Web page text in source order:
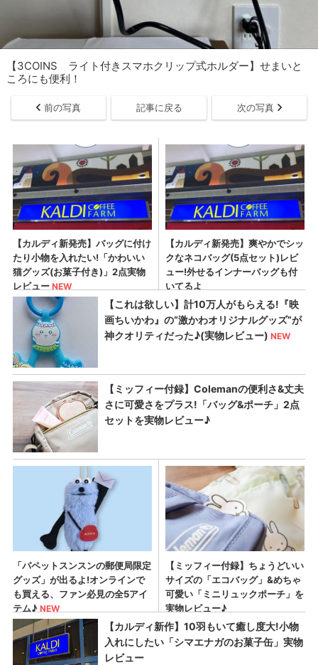
【3COINS ライト付きスマホクリップ式ホルダー】せまいと
ころにも便利！
前の写真 記事に戻る 次の写真